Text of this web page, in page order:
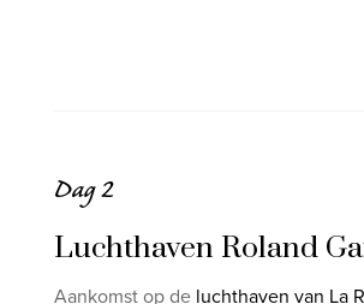
Dag 2
Luchthaven Roland
Aankomst op de luchthaven van La